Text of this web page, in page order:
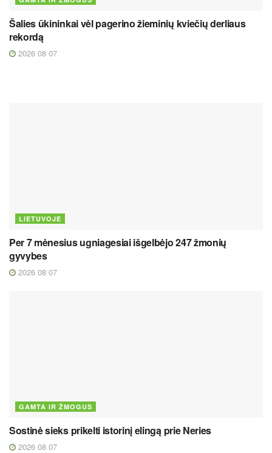
Šalies ūkininkai vėl pagerino žieminių kviečių derliaus
rekordą
2026 08 07
LIETUVOJE
Per 7 mėnesius ugniagesiai išgelbėjo 247 žmonių
gyvybes
2026 08 07
GAMTA IR ŽMOGUS
Sostinė sieks prikelti istorinį elingą prie Neries
2026 08 07